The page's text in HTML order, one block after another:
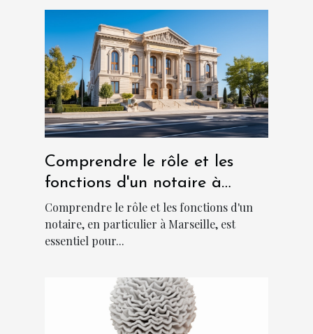
Comprendre le rôle et les
fonctions d'un notaire à
Marseille
Comprendre le rôle et les fonctions d'un
notaire, en particulier à Marseille, est
essentiel pour...